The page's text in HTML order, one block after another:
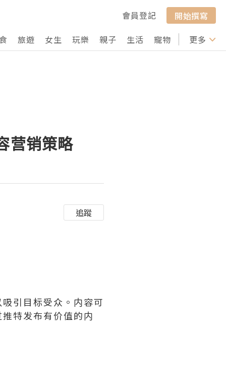
會員登記
開始撰寫
旅遊 女生 玩樂 親子 生活 寵物 行山 打卡
更多
营销策略
追蹤
引目标受众。内容可
特发布有价值的内